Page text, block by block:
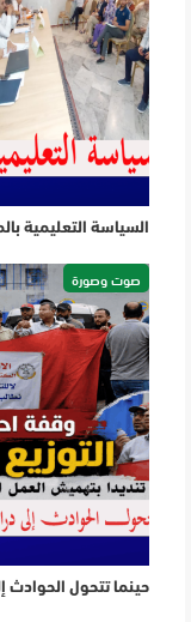
السياسة التعليمية
صوت وصورة
حينما تتحول الحوادث